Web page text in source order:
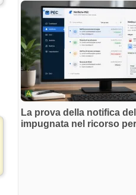
La prova della notifica
impugnata nel ricorso